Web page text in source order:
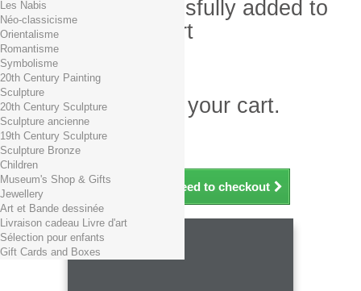
Product successfully added to
your shopping cart
Quantity
Total
There is 1 item in your cart.
Total products (tax incl.)
Total shipping TTC
Total (tax incl.)
Continue shopping Proceed to checkout
Les Nabis
Néo-classicisme
Orientalisme
Romantisme
Symbolisme
20th Century Painting
Sculpture
20th Century Sculpture
Sculpture ancienne
19th Century Sculpture
Sculpture Bronze
Children
Museum's Shop & Gifts
Jewellery
Art et Bande dessinée
Livraison cadeau Livre d'art
Sélection pour enfants
Gift Cards and Boxes